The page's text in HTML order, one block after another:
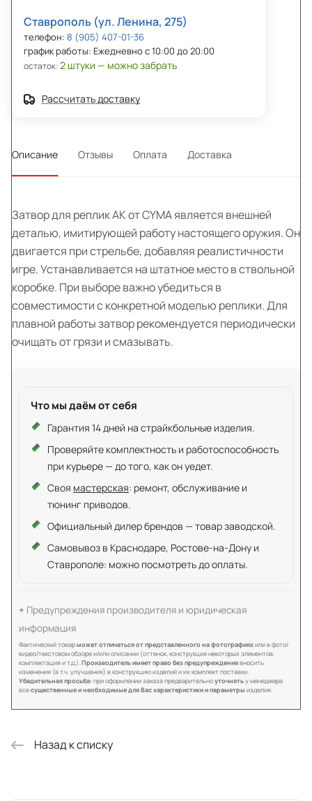
Ставрополь (ул. Ленина, 275)
телефон: 8 (905) 407-01-36
график работы: Ежедневно с 10:00 до 20:00
остаток:2 штуки — можно забрать
Рассчитать доставку
Описание Отзывы Оплата Доставка
Затвор для реплик АК от CYMA является внешней
деталью, имитирующей работу настоящего оружия. Он
двигается при стрельбе, добавляя реалистичности
игре. Устанавливается на штатное место в ствольной
коробке. При выборе важно убедиться в
совместимости с конкретной моделью реплики. Для
плавной работы затвор рекомендуется периодически
очищать от грязи и смазывать.
Что мы даём от себя
Гарантия 14 дней на страйкбольные изделия.
Проверяйте комплектность и работоспособность
при курьере — до того, как он уедет.
Своя мастерская: ремонт, обслуживание и
тюнинг приводов.
Официальный дилер брендов — товар заводской.
Самовывоз в Краснодаре, Ростове-на-Дону и
Ставрополе: можно посмотреть до оплаты.
Предупреждения производителя и юридическая
информация
Фактический товарможет отличаться от представленного на фотографияхили в фото/
видео/текстовом обзоре и/или описании (оттенок, конструкция некоторых элементов,
комплектация и т.д.).Производитель имеет право без предупреждениявносить
изменения (в т.ч. улучшения) в конструкцию изделий и их комплект поставки.
Убедительная просьба: при оформлении заказа предварительноуточнятьу менеджера
всесущественные и необходимые для Вас характеристики и параметры изделия.
Назад к списку